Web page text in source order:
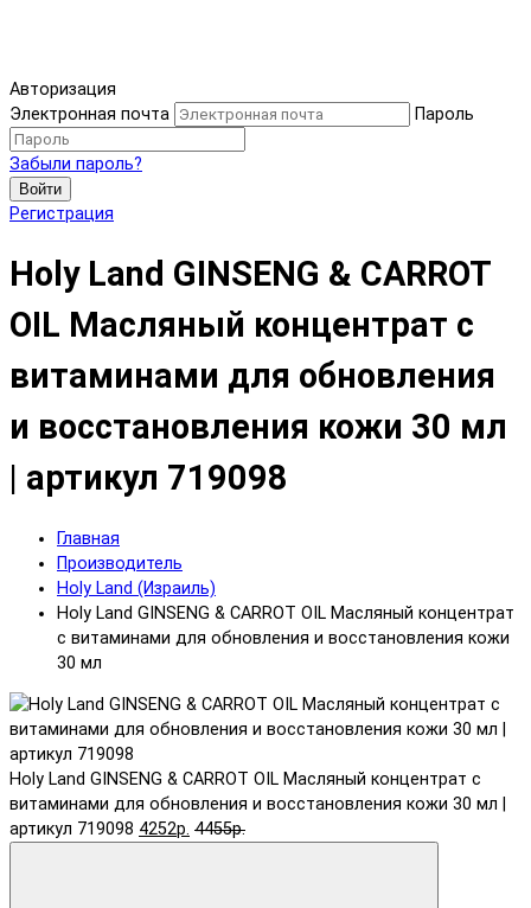
Авторизация
Электронная почта
Пароль
Забыли пароль?
Войти
Регистрация
Holy Land GINSENG & CARROT
OIL Масляный концентрат с
витаминами для обновления
и восстановления кожи 30 мл
| артикул 719098
Главная
Производитель
Holy Land (Израиль)
Holy Land GINSENG & CARROT OIL Масляный концентрат
с витаминами для обновления и восстановления кожи
30 мл
Holy Land GINSENG & CARROT OIL Масляный концентрат с
витаминами для обновления и восстановления кожи 30 мл |
артикул 719098 4252р. 4455р.